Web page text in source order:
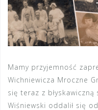
Mamy przyjemność
Wichniewicza Mroczne
się teraz z
Wiśniewski oddalił się